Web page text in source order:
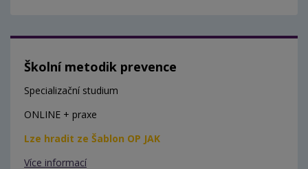
Školní metodik prevence
Specializační studium
ONLINE + praxe
Lze hradit ze Šablon OP JAK
Více informací